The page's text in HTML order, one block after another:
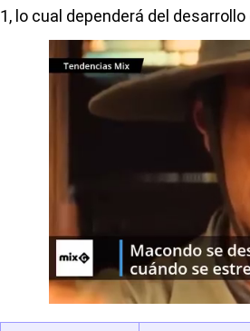
1, lo cual dependerá del